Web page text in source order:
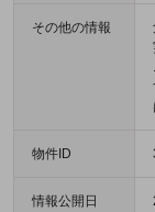
その他の情報
物件ID
情報公開日